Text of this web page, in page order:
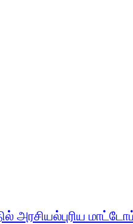
அரசியல்புரிய